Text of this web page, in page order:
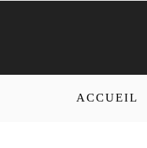
ACCUEIL